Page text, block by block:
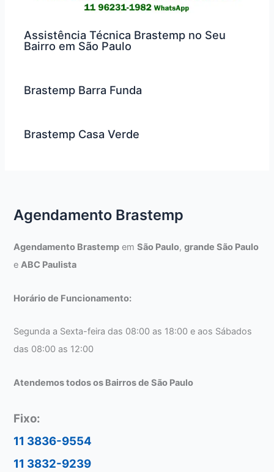
Assistência Técnica Brastemp no Seu
Bairro em São Paulo
Brastemp Barra Funda
Brastemp Casa Verde
Agendamento Brastemp
Agendamento Brastemp emSão Paulo,grande São Paulo
eABC Paulista
Horário de Funcionamento:
Segunda a Sexta-feira das 08:00 as 18:00 e aos Sábados
das 08:00 as 12:00
Atendemos todos os Bairros de São Paulo
Fixo:
11 3836-9554
11 3832-9239